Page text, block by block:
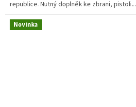
republice. Nutný doplněk ke zbrani, pistoli...
Novinka